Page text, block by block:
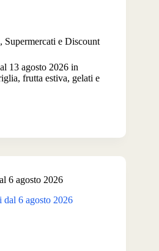
, Supermercati e Discount
13 agosto 2026 in
frutta estiva, gelati e
6 agosto 2026